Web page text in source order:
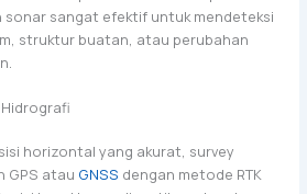
sonar sangat efektif untuk mendeteksi
struktur buatan, atau perubahan
horizontal yang akurat, survey
GPS atau GNSS dengan metode RTK